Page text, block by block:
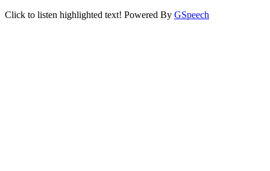
Click to listen highlighted text! Powered By GSpeech